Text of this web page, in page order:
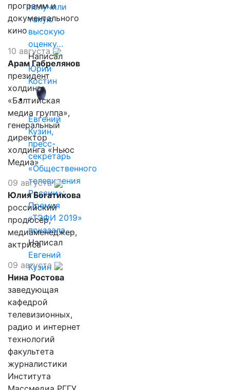
получили
такую
высокую
оценку…
Написал
Юрий
Костин
Евгений
Кузин,
пресс-
секретарь
«Общественного
телевидения
России»:
Премия
«ТЭФИ 2019»
показала,…
Написал
Евгений
Кузин
программ и
документального
кино
10 августа
Арам Габрелянов
президент
холдинга
«Балтийская
медиа группа»,
генеральный
директор
холдинга «Ньюс
Медиа»
09 августа
Юлия Богатикова
российский
продюсер,
медиаменеджер,
актриса
09 августа
Нина Ростова
заведующая
кафедрой
телевизионных,
радио и интернет
технологий
факультета
журналистики
Института